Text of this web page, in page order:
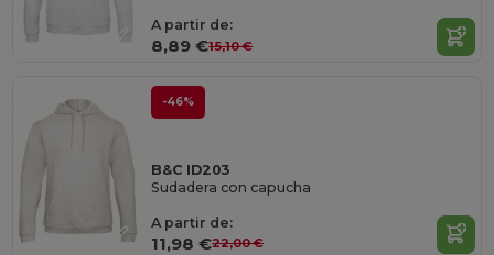
A partir de:
8,89 €15,10 €
-46%
B&C ID203
Sudadera con capucha
A partir de:
11,98 €22,00 €